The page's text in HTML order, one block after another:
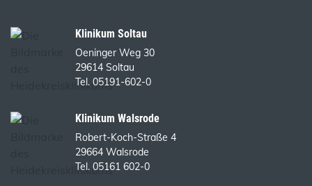
Klinikum Soltau
Oeninger Weg 30
29614 Soltau
Tel. 05191-602-0
Klinikum Walsrode
Robert-Koch-Straße 4
29664 Walsrode
Tel. 05161 602-0